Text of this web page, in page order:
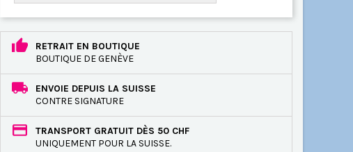
RETRAIT EN BOUTIQUE
BOUTIQUE DE GENÈVE
ENVOIE DEPUIS LA SUISSE
CONTRE SIGNATURE
TRANSPORT GRATUIT DÈS 50 CHF
UNIQUEMENT POUR LA SUISSE.